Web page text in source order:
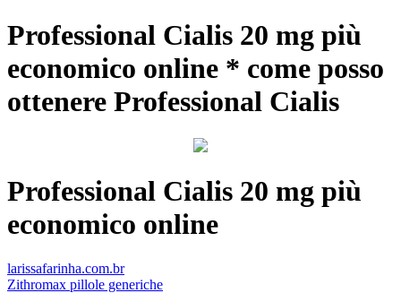
Professional Cialis 20 mg più
economico online * come posso
ottenere Professional Cialis
Professional Cialis 20 mg più
economico online
larissafarinha.com.br
Zithromax pillole generiche